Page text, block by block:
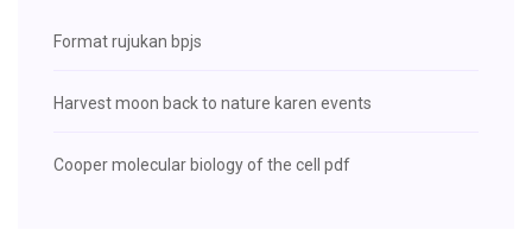
Format rujukan bpjs
Harvest moon back to nature karen events
Cooper molecular biology of the cell pdf